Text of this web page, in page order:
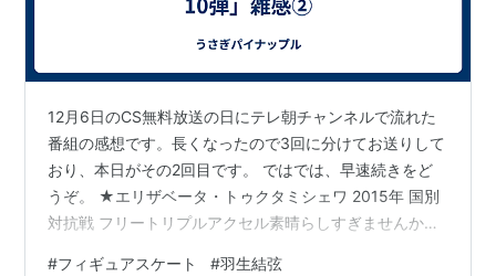
12月6日のCS無料放送の日にテレ朝チャンネルで流れた
番組の感想です。長くなったので3回に分けてお送りして
おり、本日がその2回目です。 ではでは、早速続きをど
うぞ。 ★エリザベータ・トゥクタミシェワ 2015年 国別
対抗戦 フリートリプルアクセル素晴らしすぎませんか。
#フィギュアスケート #羽生結弦